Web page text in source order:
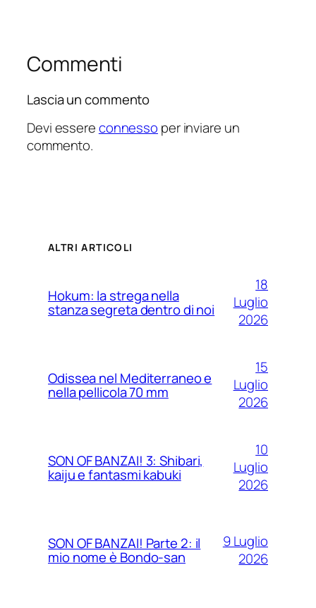
Commenti
Lascia un commento
Devi essereconnesso per inviare un
commento.
ALTRI ARTICOLI
Hokum: la strega nella
stanza segreta dentro di noi
18
Luglio
2026
Odissea nel Mediterraneo e
nella pellicola 70 mm
15
Luglio
2026
SON OF BANZAI! 3: Shibari,
kaiju e fantasmi kabuki
10
Luglio
2026
SON OF BANZAI! Parte 2: il
mio nome è Bondo-san
9 Luglio
2026